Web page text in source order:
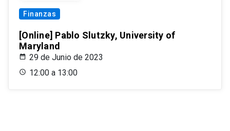
Finanzas
[Online] Pablo Slutzky, University of
Maryland
29 de Junio de 2023
12:00 a 13:00